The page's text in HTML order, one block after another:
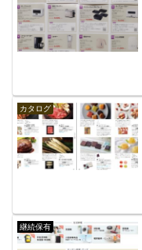
カタログ
継続保有